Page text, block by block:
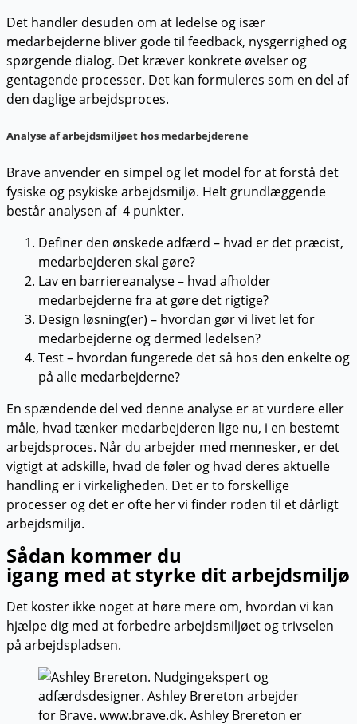
Det handler desuden om at ledelse og især
medarbejderne bliver gode til feedback, nysgerrighed og
spørgende dialog. Det kræver konkrete øvelser og
gentagende processer. Det kan formuleres som en del af
den daglige arbejdsproces.
Analyse af arbejdsmiljøet hos medarbejderene
Brave anvender en simpel og let model for at forstå det
fysiske og psykiske arbejdsmiljø. Helt grundlæggende
består analysen af 4 punkter.
Defin­er den ønskede adfærd – hvad er det præ­cist,
medarbejderen skal gøre?
Lav en bar­ri­ere­analyse – hvad afhold­er
medarbejderne fra at gøre det rigtige?
Design løsning(er) – hvor­dan gør vi livet let for
medarbejderne og dermed ledelsen?
Test – hvordan fun­gerede det så hos den enkelte og
på alle medarbejderne?
En spændende del ved denne analyse er at vurdere eller
måle, hvad tænker medarbejderen lige nu, i en bestemt
arbejdsproces. Når du arbejder med mennesker, er det
vigtigt at adskille, hvad de føler og hvad deres aktuelle
handling er i virkeligheden. Det er to forskellige
processer og det er ofte her vi finder roden til et dårligt
arbejdsmiljø.
Sådan kommer du
igang med at styrke dit arbejdsmiljø
Det koster ikke noget at høre mere om, hvordan vi kan
hjælpe dig med at forbedre arbejdsmiljøet og trivselen
på arbejdspladsen.